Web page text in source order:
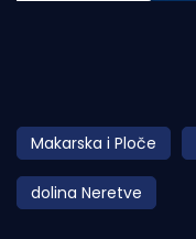
Obala
Otoci
Turizam i nautika
Makarska i Ploče
dolina Neretve